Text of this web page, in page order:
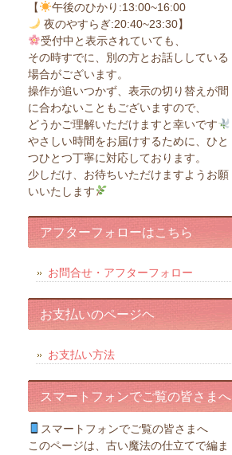
【
午後のひかり:13:00~16:00
夜のやすらぎ:20:40~23:30】
受付中と表示されていても、
その時すでに、別の方とお話ししている
場合がございます。
操作が追いつかず、表示の切り替えが間
に合わないこともございますので、
どうかご理解いただけますと幸いです
やさしい時間をお届けするために、ひと
つひとつ丁寧に対応しております。
少しだけ、お待ちいただけますようお願
いいたします
アフターフォローはこちら
お問合せ・アフターフォロー
お支払いのページヘ
お支払い方法
スマートフォンでご覧の皆さまへ
スマートフォンでご覧の皆さまへ
このページは、古い魔法の仕立てで編ま